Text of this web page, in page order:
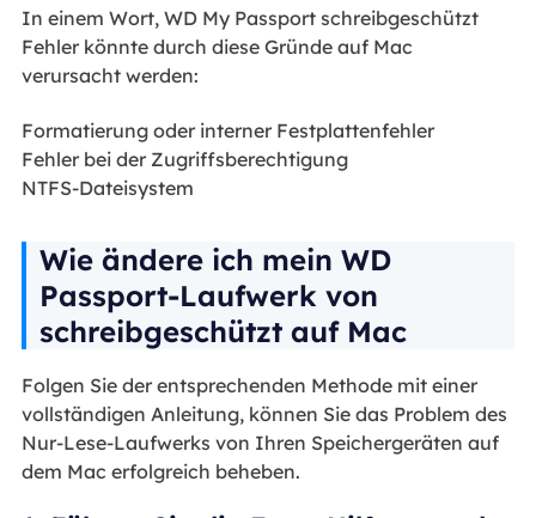
In einem Wort, WD My Passport schreibgeschützt
Fehler könnte durch diese Gründe auf Mac
verursacht werden:
Formatierung oder interner Festplattenfehler
Fehler bei der Zugriffsberechtigung
NTFS-Dateisystem
Wie ändere ich mein WD
Passport-Laufwerk von
schreibgeschützt auf Mac
Folgen Sie der entsprechenden Methode mit einer
vollständigen Anleitung, können Sie das Problem des
Nur-Lese-Laufwerks von Ihren Speichergeräten auf
dem Mac erfolgreich beheben.